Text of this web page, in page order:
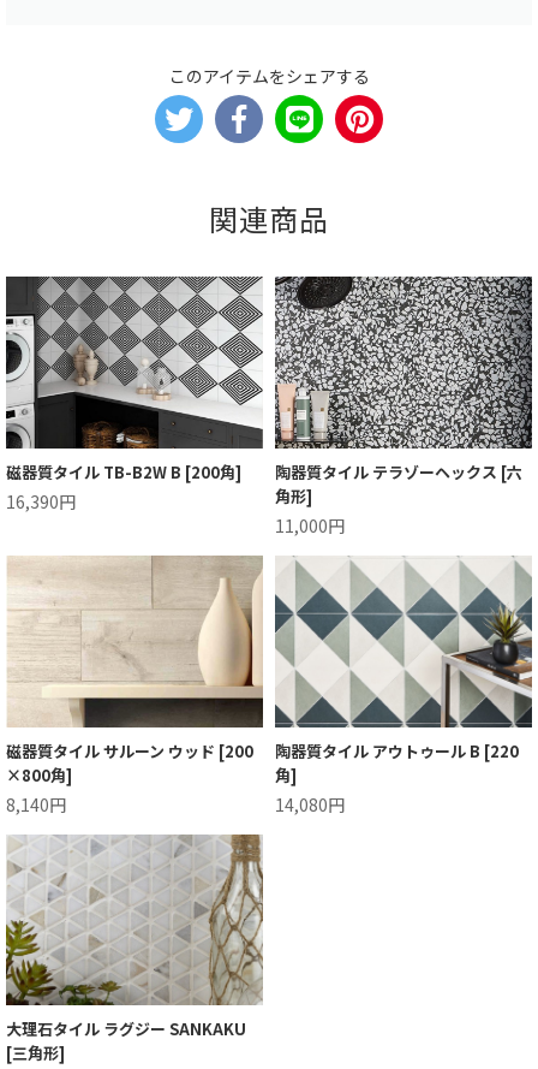
このアイテムをシェアする
関連商品
磁器質タイル TB-B2W B [200角]
16,390円
陶器質タイル テラゾーヘックス [六
角形]
11,000円
磁器質タイル サルーン ウッド [200
×800角]
8,140円
陶器質タイル アウトゥール B [220
角]
14,080円
大理石タイル ラグジー SANKAKU
[三角形]